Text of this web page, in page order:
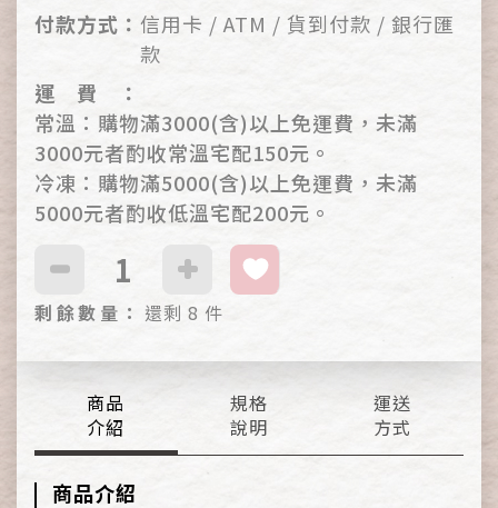
付款方式 ： 信用卡 / ATM / 貨到付款 / 銀行匯
款
運
費
：
常溫：購物滿3000(含)以上免運費，未滿
3000元者酌收常溫宅配150元。
冷凍：購物滿5000(含)以上免運費，未滿
5000元者酌收低溫宅配200元。
剩 餘數 量 ： 還剩 8 件
商品
介紹
規格
說明
運送
方式
商品介紹